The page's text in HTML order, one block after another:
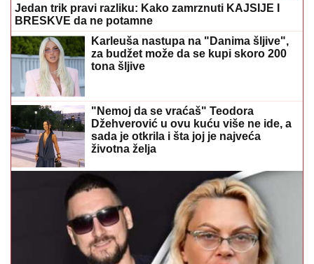
Jedan trik pravi razliku: Kako zamrznuti KAJSIJE I
BRESKVE da ne potamne
Karleuša nastupa na "Danima šljive",
za budžet može da se kupi skoro 200
tona šljive
"Nemoj da se vraćaš" Teodora
Džehverović u ovu kuću više ne ide, a
sada je otkrila i šta joj je najveća
životna želja